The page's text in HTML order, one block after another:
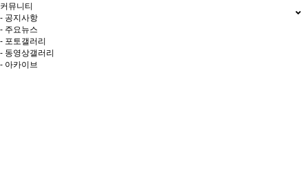
커뮤니티
- 공지사항
- 주요뉴스
- 포토갤러리
- 동영상갤러리
- 아카이브